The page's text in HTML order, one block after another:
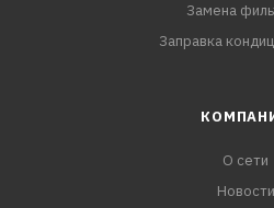
Замена
Заправка
О сети
Новости